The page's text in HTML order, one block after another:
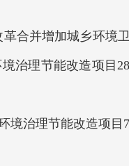
合并增加城乡环境
治理节能改造项目
治理节能改造项目